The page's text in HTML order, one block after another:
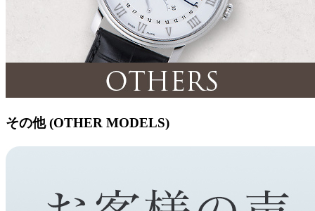
その他 (OTHER MODELS)